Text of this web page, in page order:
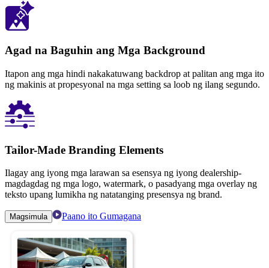
Agad na Baguhin ang Mga Background
Itapon ang mga hindi nakakatuwang backdrop at palitan ang mga ito
ng makinis at propesyonal na mga setting sa loob ng ilang segundo.
Tailor-Made Branding Elements
Ilagay ang iyong mga larawan sa esensya ng iyong dealership-
magdagdag ng mga logo, watermark, o pasadyang mga overlay ng
teksto upang lumikha ng natatanging presensya ng brand.
Magsimula Paano ito Gumagana